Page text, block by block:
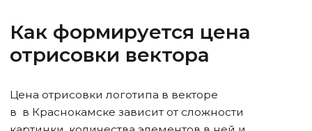
Как формируется цена
отрисовки вектора
Цена отрисовки логотипа в векторе
в в Краснокамске зависит от сложности